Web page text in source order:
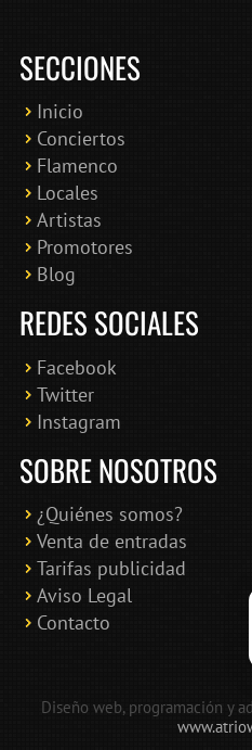
SECCIONES
Inicio
Conciertos
Flamenco
Locales
Artistas
Promotores
Blog
REDES SOCIALES
Facebook
Twitter
Instagram
SOBRE NOSOTROS
¿Quiénes somos?
Venta de entradas
Tarifas publicidad
Aviso Legal
Contacto
Diseño web, programación y